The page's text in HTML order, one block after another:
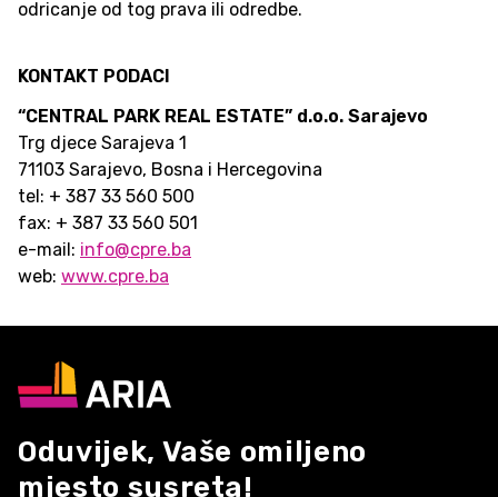
odricanje od tog prava ili odredbe.
KONTAKT PODACI
“CENTRAL PARK REAL ESTATE” d.o.o. Sarajevo
Trg djece Sarajeva 1
71103 Sarajevo, Bosna i Hercegovina
tel: + 387 33 560 500
fax: + 387 33 560 501
e-mail: info@cpre.ba
web: www.cpre.ba
Oduvijek, Vaše omiljeno
mjesto susreta!